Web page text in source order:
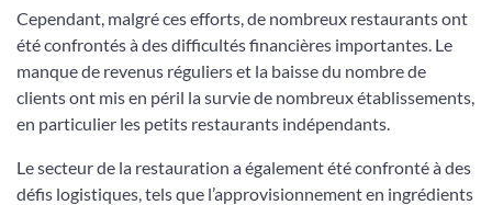
Cependant, malgré ces efforts, de nombreux restaurants ont
été confrontés à des difficultés financières importantes. Le
manque de revenus réguliers et la baisse du nombre de
clients ont mis en péril la survie de nombreux établissements,
en particulier les petits restaurants indépendants.
Le secteur de la restauration a également été confronté à des
défis logistiques, tels que l’approvisionnement en ingrédients